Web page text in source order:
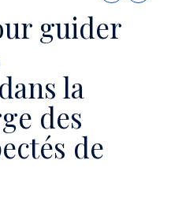
guider
la
des
de